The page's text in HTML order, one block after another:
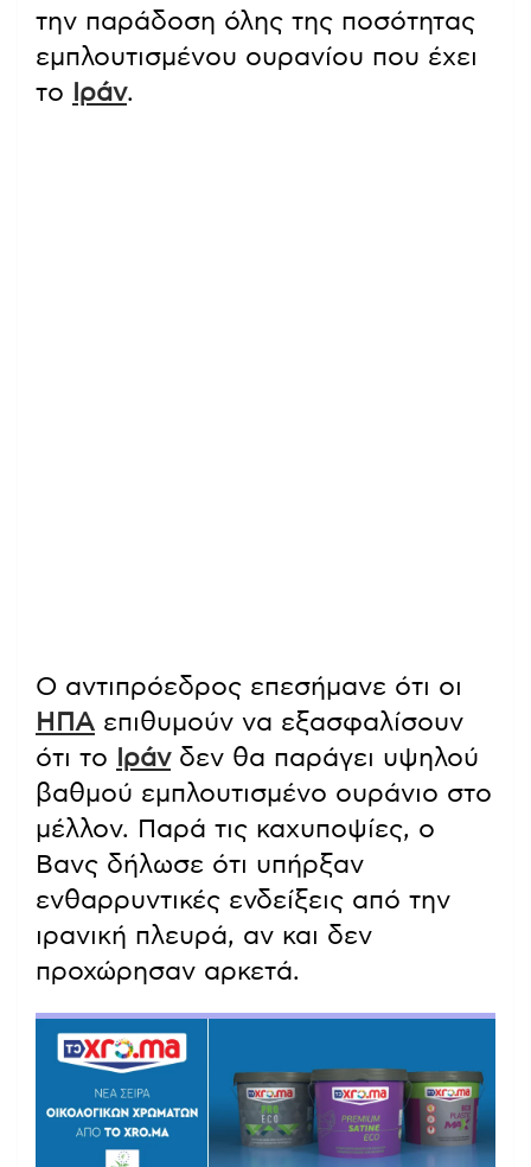
την παράδοση όλης της ποσότητας
εμπλουτισμένου ουρανίου που έχει
το
Ιράν.
Ο αντιπρόεδρος επεσήμανε ότι οι
ΗΠΑ επιθυμούν να εξασφαλίσουν
ότι το
Ιράνδεν θα παράγει υψηλού
βαθμού εμπλουτισμένο ουράνιο στο
μέλλον. Παρά τις καχυποψίες, ο
Βανς δήλωσε ότι υπήρξαν
ενθαρρυντικές ενδείξεις από την
ιρανική πλευρά, αν και δεν
προχώρησαν αρκετά.